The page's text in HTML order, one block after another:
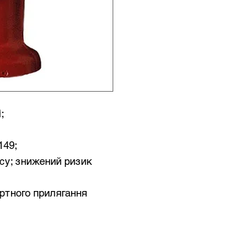
знижений ризик
прилягання